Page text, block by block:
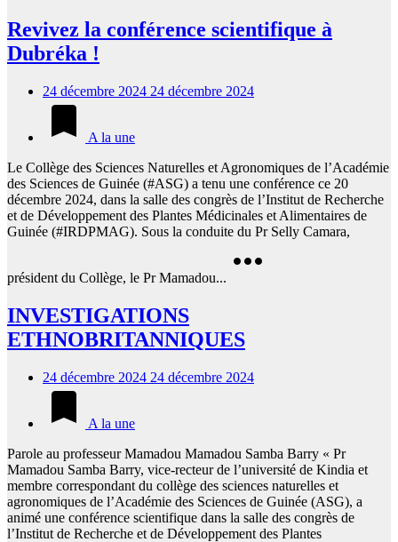
Revivez la conférence scientifique à
Dubréka !
24 décembre 2024 24 décembre 2024
A la une
Le Collège des Sciences Naturelles et Agronomiques de l’Académie
des Sciences de Guinée (#ASG) a tenu une conférence ce 20
décembre 2024, dans la salle des congrès de l’Institut de Recherche
et de Développement des Plantes Médicinales et Alimentaires de
Guinée (#IRDPMAG). Sous la conduite du Pr Selly Camara,
président du Collège, le Pr Mamadou...
INVESTIGATIONS
ETHNOBRITANNIQUES
24 décembre 2024 24 décembre 2024
A la une
Parole au professeur Mamadou Mamadou Samba Barry « Pr
Mamadou Samba Barry, vice-recteur de l’université de Kindia et
membre correspondant du collège des sciences naturelles et
agronomiques de l’Académie des Sciences de Guinée (ASG), a
animé une conférence scientifique dans la salle des congrès de
l’Institut de Recherche et de Développement des Plantes